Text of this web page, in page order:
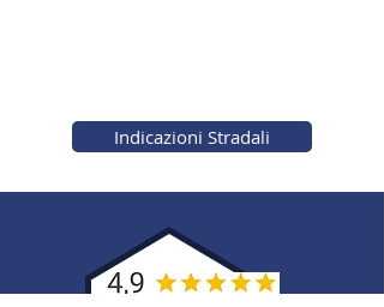
Indicazioni Stradali